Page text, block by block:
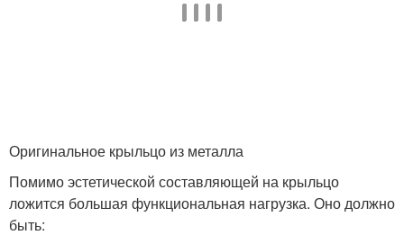
Оригинальное крыльцо из металла
Помимо эстетической составляющей на крыльцо
ложится большая функциональная нагрузка. Оно должно
быть: